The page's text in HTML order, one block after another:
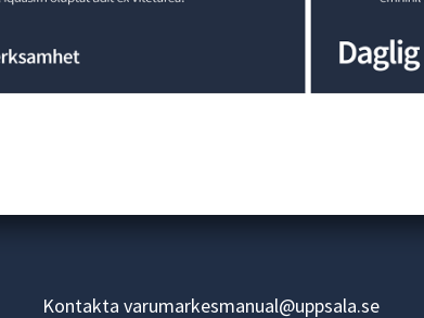
Kontakta varumarkesmanual@uppsala.se